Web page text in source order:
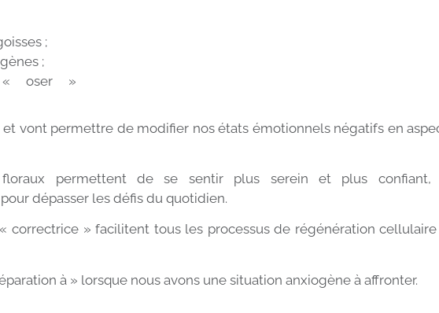
;
;
« oser »
vont permettre de modifier nos états émotionnels négatifs en
permettent de se sentir plus serein et plus confiant,
dépasser les défis du quotidien.
correctrice » facilitent tous les processus de régénération
à » lorsque nous avons une situation anxiogène à affronter.